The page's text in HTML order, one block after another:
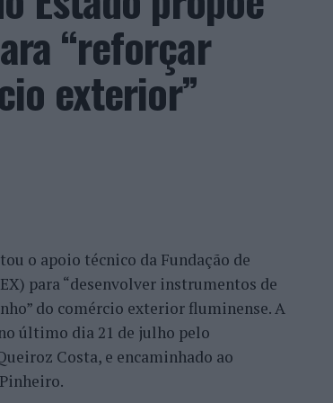
conquistada e é isto que eu faço.
em que as pessoas sentem a
feito, no fundo, por uma
Fundão, Manteigas, tenho feito um
que acrescentou que esse
por clientes nacionais e
um desenvolvimento turístico”,
impulsionam o
“reforçar
exterior”
o apoio técnico da Fundação de
para “desenvolver instrumentos de
do comércio exterior fluminense. A
último dia 21 de julho pelo
Costa, e encaminhado ao